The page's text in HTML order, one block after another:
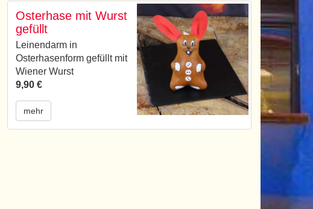
Osterhase mit Wurst
gefüllt
Leinendarm in
Osterhasenform gefüllt mit
Wiener Wurst
9,90 €
mehr